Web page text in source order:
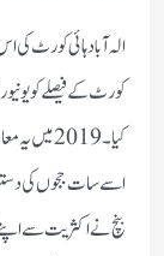
کورٹ کے فیصلے کو
کیا۔
اسے سات ججوں کی